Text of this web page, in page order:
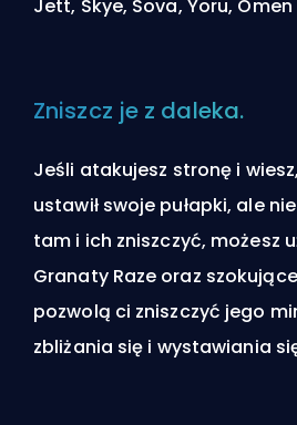
Jett, Skye, Sova, Yoru, Omen
Zniszcz je z daleka.
Jeśli atakujesz stronę i
ustawił swoje pułapki, ale
tam i ich zniszczyć, możesz
Granaty Raze oraz
pozwolą ci zniszczyć jego
zbliżania się i wystawiania